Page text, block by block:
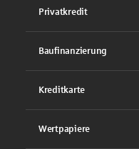
Privatkredit
Baufinanzierung
Kreditkarte
Wertpapiere